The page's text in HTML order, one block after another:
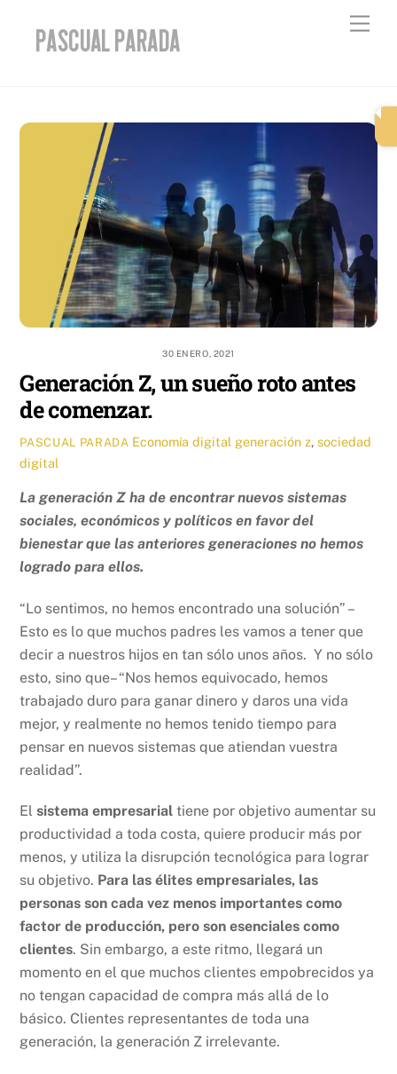
content
30 ENERO, 2021
Generación Z, un sueño roto antes
de comenzar.
PASCUAL PARADA Economía digital generación z,sociedad
digital
La generación Z ha de encontrar nuevos sistemas
sociales, económicos y políticos en favor del
bienestar que las anteriores generaciones no hemos
logrado para ellos.
“Lo sentimos, no hemos encontrado una solución” –
Esto es lo que muchos padres les vamos a tener que
decir a nuestros hijos en tan sólo unos años. Y no sólo
esto, sino que– “Nos hemos equivocado, hemos
trabajado duro para ganar dinero y daros una vida
mejor, y realmente no hemos tenido tiempo para
pensar en nuevos sistemas que atiendan vuestra
realidad”.
Elsistema empresarial tiene por objetivo aumentar su
productividad a toda costa, quiere producir más por
menos, y utiliza la disrupción tecnológica para lograr
su objetivo. Para las élites empresariales, las
personas son cada vez menos importantes como
factor de producción, pero son esenciales como
clientes. Sin embargo, a este ritmo, llegará un
momento en el que muchos clientes empobrecidos ya
no tengan capacidad de compra más allá de lo
básico. Clientes representantes de toda una
generación, la generación Z irrelevante.